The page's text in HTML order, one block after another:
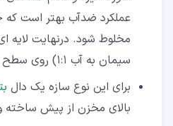
عملکرد ضدآب بهتر است
مخلوط شود. درنهایت لایه
سیمان به آب 1:1) روی سطح ریخته می شود.
برای این نوع سازه یک دال
بالای مخزن از پیش